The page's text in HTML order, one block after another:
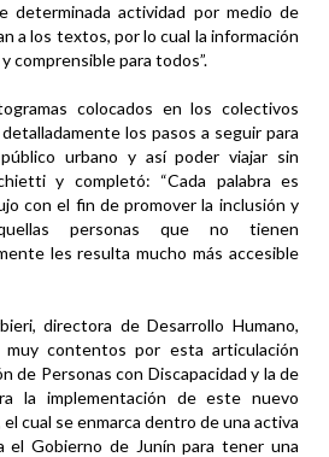
determinada actividad por medio de
a los textos, por lo cual la información
comprensible para todos”.
colocados en los colectivos
los pasos a seguir para
urbano y así poder viajar sin
y completó: “Cada palabra es
con el fin de promover la inclusión y
personas que no tienen
les resulta mucho más accesible
directora de Desarrollo Humano,
muy contentos por esta articulación
de Personas con Discapacidad y la de
la implementación de este nuevo
cual se enmarca dentro de una activa
el Gobierno de Junín para tener una